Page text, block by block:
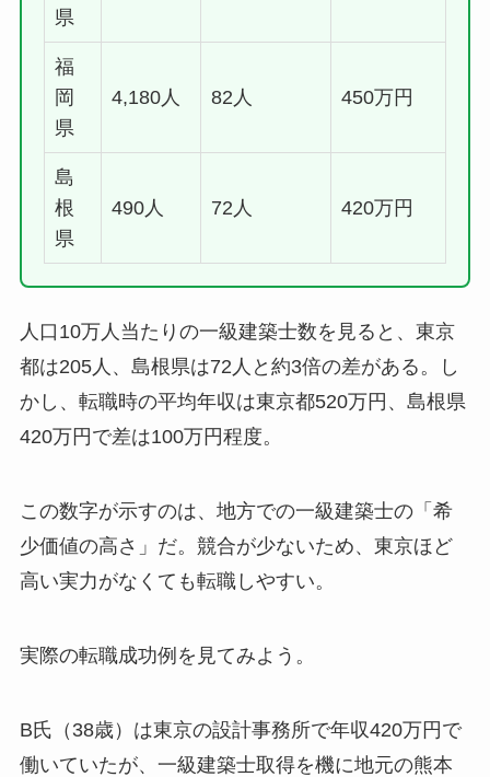
県
福
岡
県
4,180人 82人 450万円
島
根
県
490人 72人 420万円
人口10万人当たりの一級建築士数を見ると、東京
都は205人、島根県は72人と約3倍の差がある。し
かし、転職時の平均年収は東京都520万円、島根県
420万円で差は100万円程度。
この数字が示すのは、地方での一級建築士の「希
少価値の高さ」だ。競合が少ないため、東京ほど
高い実力がなくても転職しやすい。
実際の転職成功例を見てみよう。
B氏（38歳）は東京の設計事務所で年収420万円で
働いていたが、一級建築士取得を機に地元の熊本